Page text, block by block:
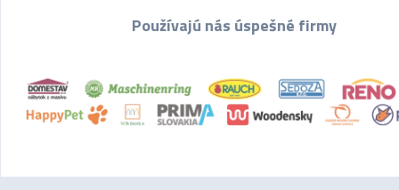
Používajú nás úspešné firmy